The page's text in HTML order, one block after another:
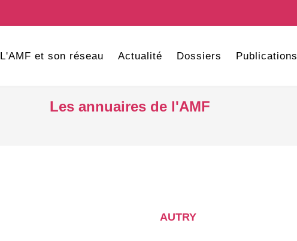
L'AMF et son réseau Actualité Dossiers Publications
Les annuaires de l'AMF
AUTRY